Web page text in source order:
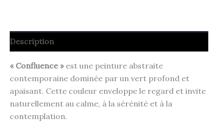
Description
« Confluence »est une peinture abstraite
contemporaine dominée par un vert profond et
apaisant. Cette couleur enveloppe le regard et invite
naturellement au calme, à la sérénité et à la
contemplation.